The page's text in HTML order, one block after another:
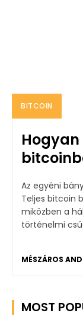
BITCOIN
Az egyéni
Teljes bitcoin
miközben a
MÉSZÁROS
MOST